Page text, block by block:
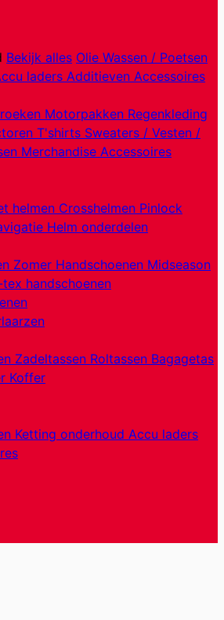
Bekijk alles Olie Wassen / Poetsen
laders Additieven Accessoires
Motorpakken Regenkleding
T'shirts Sweaters / Vesten /
Merchandise Accessoires
helmen Crosshelmen Pinlock
Helm onderdelen
Zomer Handschoenen Midseason
tex handschoenen
Zadeltassen Roltassen Bagagetas
Koffer
Ketting onderhoud Accu laders